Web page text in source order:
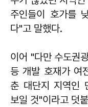
주인들이 호가를
다"고 말했다.
이어 "다만 수도권
등 개발 호재가 여
춘 대단지 지역인
보일 것"이라고 덧